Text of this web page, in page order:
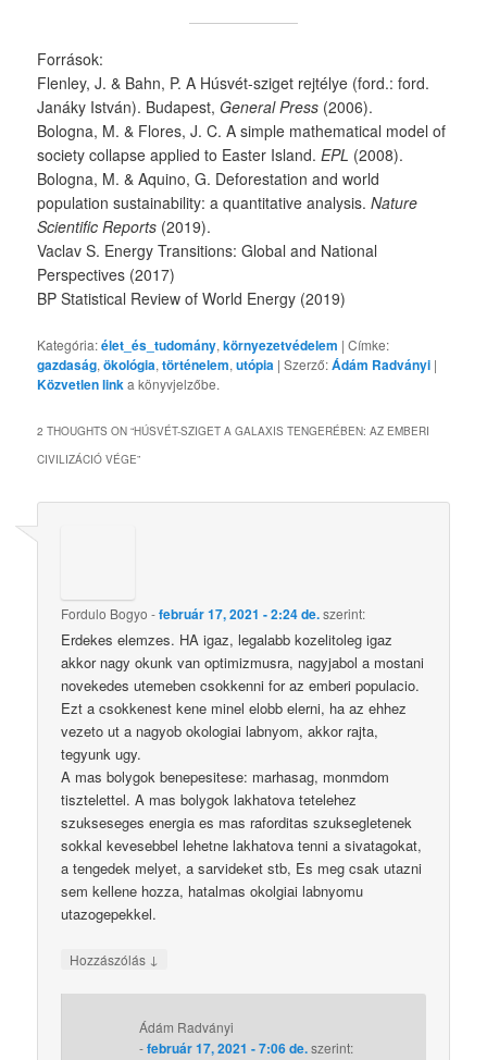
Források:
Flenley, J. & Bahn, P. A Húsvét-sziget rejtélye (ford.: ford.
Janáky István). Budapest,General Press (2006).
Bologna, M. & Flores, J. C. A simple mathematical model of
society collapse applied to Easter Island.EPL (2008).
Bologna, M. & Aquino, G. Deforestation and world
population sustainability: a quantitative analysis.Nature
Scientific Reports (2019).
Vaclav S. Energy Transitions: Global and National
Perspectives (2017)
BP Statistical Review of World Energy (2019)
Kategória:élet_és_tudomány,környezetvédelem | Címke:
gazdaság,ökológia,történelem,utópia | Szerző:Ádám Radványi |
Közvetlen linka könyvjelzőbe.
2 THOUGHTS ON “HÚSVÉT-SZIGET A GALAXIS TENGERÉBEN: AZ EMBERI
CIVILIZÁCIÓ VÉGE”
Fordulo Bogyo -február 17, 2021 - 2:24 de.szerint:
Erdekes elemzes. HA igaz, legalabb kozelitoleg igaz
akkor nagy okunk van optimizmusra, nagyjabol a mostani
novekedes utemeben csokkenni for az emberi populacio.
Ezt a csokkenest kene minel elobb elerni, ha az ehhez
vezeto ut a nagyob okologiai labnyom, akkor rajta,
tegyunk ugy.
A mas bolygok benepesitese: marhasag, monmdom
tisztelettel. A mas bolygok lakhatova tetelehez
szukseseges energia es mas raforditas szuksegletenek
sokkal kevesebbel lehetne lakhatova tenni a sivatagokat,
a tengedek melyet, a sarvideket stb, Es meg csak utazni
sem kellene hozza, hatalmas okolgiai labnyomu
utazogepekkel.
Hozzászólás ↓
Ádám Radványi
-február 17, 2021 - 7:06 de.szerint: